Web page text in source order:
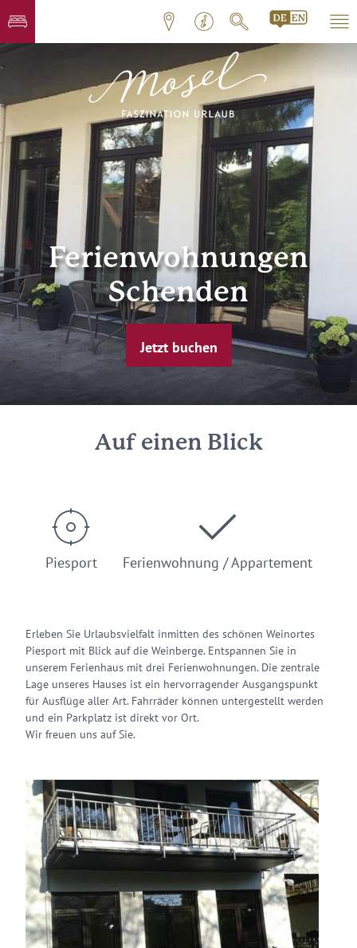
Ferienwohnungen
Schenden
Jetzt buchen
Auf einen Blick
Piesport Ferienwohnung / Appartement
Erleben Sie Urlaubsvielfalt inmitten des schönen Weinortes
Piesport mit Blick auf die Weinberge. Entspannen Sie in
unserem Ferienhaus mit drei Ferienwohnungen. Die zentrale
Lage unseres Hauses ist ein hervorragender Ausgangspunkt
für Ausflüge aller Art. Fahrräder können untergestellt werden
und ein Parkplatz ist direkt vor Ort.
Wir freuen uns auf Sie.